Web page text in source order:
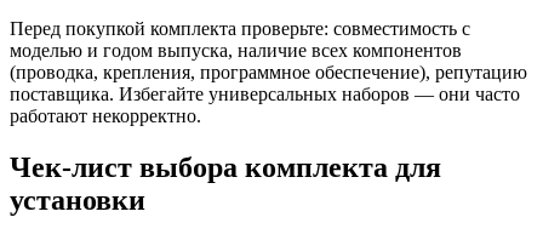
Перед покупкой комплекта проверьте: совместимость с
моделью и годом выпуска, наличие всех компонентов
(проводка, крепления, программное обеспечение), репутацию
поставщика. Избегайте универсальных наборов — они часто
работают некорректно.
Чек-лист выбора комплекта для
установки